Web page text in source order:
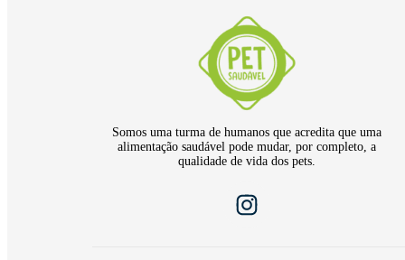
Somos uma turma de humanos que acredita que uma
alimentação saudável pode mudar, por completo, a
qualidade de vida dos pets.